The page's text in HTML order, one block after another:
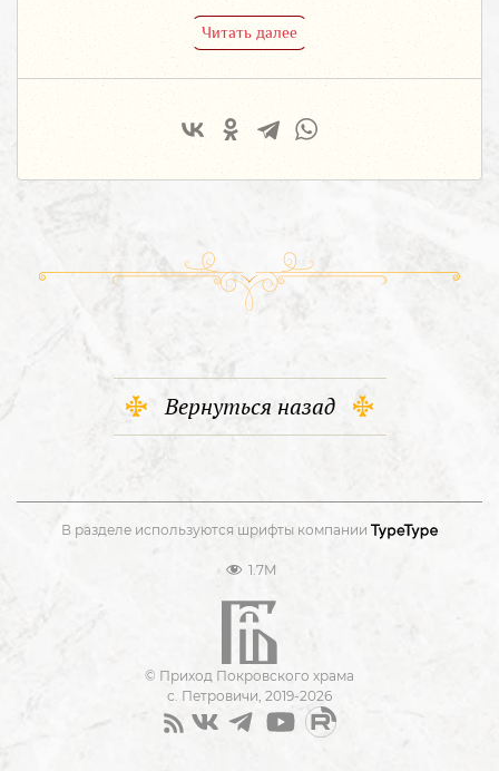
Читать далее
Вернуться назад
В разделе используются шрифты компании
1.7M
© Приход Покровского храма
с. Петровичи, 2019-2026